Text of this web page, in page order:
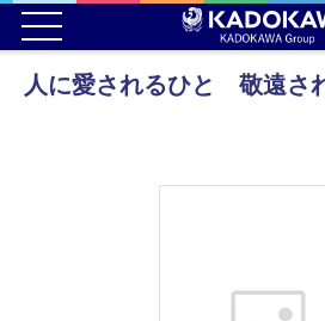
人に愛されるひと 敬遠さ